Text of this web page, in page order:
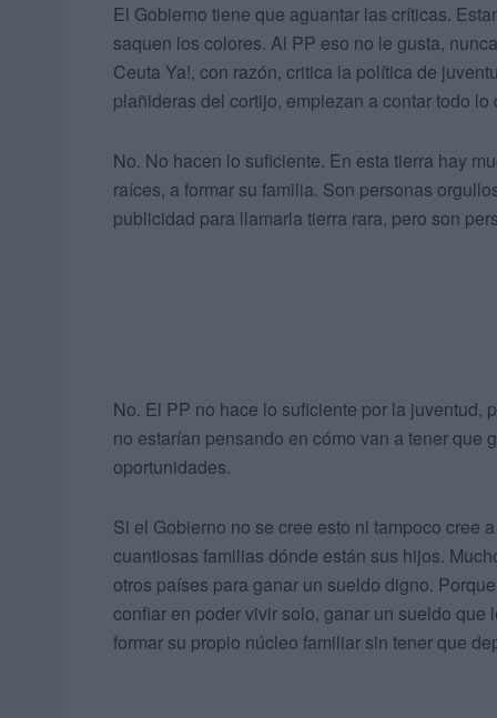
El Gobierno tiene que aguantar las críticas.
saquen los colores. Al PP eso no le gusta,
Ceuta Ya!, con razón, critica la política de
plañideras del cortijo, empiezan a contar todo
No. No hacen lo suficiente. En esta tierra hay
raíces, a formar su familia. Son personas
publicidad para llamarla tierra rara, pero son
No. El PP no hace lo suficiente por la juventud,
no estarían pensando en cómo van a tener que
oportunidades.
Si el Gobierno no se cree esto ni tampoco cree
cuantiosas familias dónde están sus hijos.
otros países para ganar un sueldo digno.
confiar en poder vivir solo, ganar un sueldo
formar su propio núcleo familiar sin tener que